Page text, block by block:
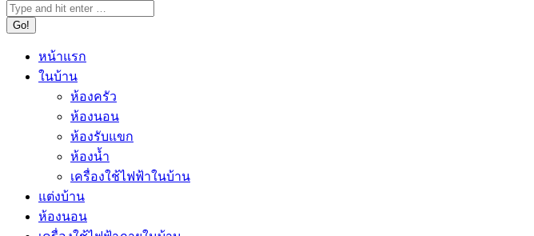
หน้าแรก
ในบ้าน
ห้องครัว
ห้องนอน
ห้องรับแขก
ห้องน้ำ
เครื่องใช้ไฟฟ้าในบ้าน
แต่งบ้าน
ห้องนอน